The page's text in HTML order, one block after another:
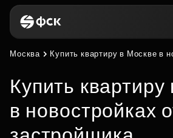
Москва Купить квартиру в Москве в
Купить
в новостройках